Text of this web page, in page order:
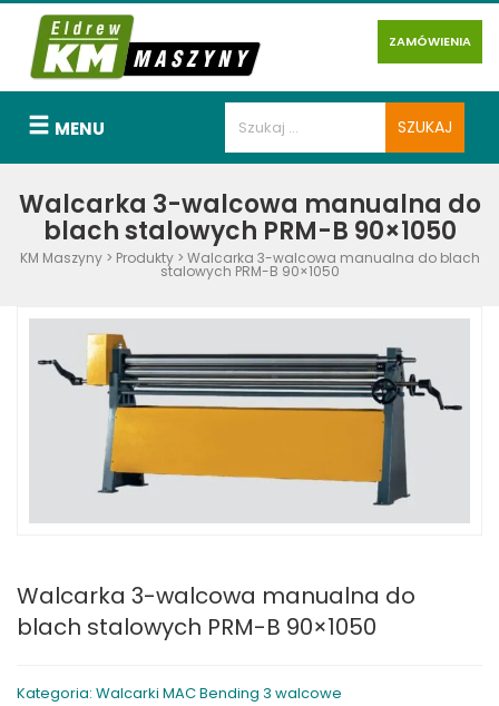
ZAMÓWIENIA
MENU
Walcarka 3-walcowa manualna do
blach stalowych PRM-B 90×1050
KM Maszyny> Produkty> Walcarka 3-walcowa manualna do blach
stalowych PRM-B 90×1050
Walcarka 3-walcowa manualna do
blach stalowych PRM-B 90×1050
Kategoria: Walcarki MAC Bending 3 walcowe